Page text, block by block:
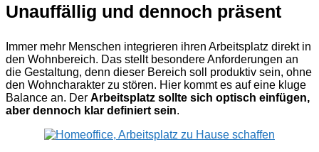
Unauffällig und dennoch präsent
Immer mehr Menschen integrieren ihren Arbeitsplatz direkt in
den Wohnbereich. Das stellt besondere Anforderungen an
die Gestaltung, denn dieser Bereich soll produktiv sein, ohne
den Wohncharakter zu stören. Hier kommt es auf eine kluge
Balance an. Der Arbeitsplatz sollte sich optisch einfügen,
aber dennoch klar definiert sein.